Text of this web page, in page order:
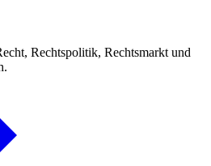
Rechtspolitik, Rechtsmarkt und